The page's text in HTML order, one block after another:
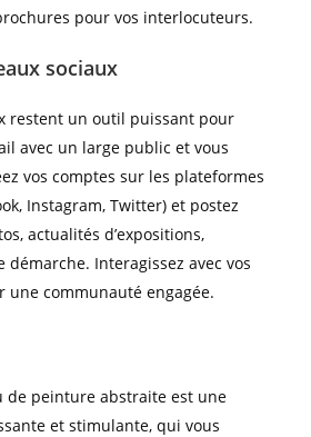
pour vos interlocuteurs.
sociaux
restent un outil puissant pour
avec un large public et vous
vos comptes sur les plateformes
Instagram, Twitter) et postez
actualités d’expositions,
démarche. Interagissez avec vos
une communauté engagée.
de peinture abstraite est une
et stimulante, qui vous